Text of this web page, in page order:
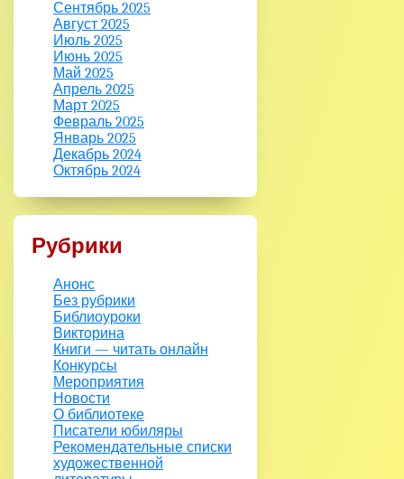
Сентябрь 2025
Август 2025
Июль 2025
Июнь 2025
Май 2025
Апрель 2025
Март 2025
Февраль 2025
Январь 2025
Декабрь 2024
Октябрь 2024
Рубрики
Анонс
Без рубрики
Библиоуроки
Викторина
Книги — читать онлайн
Конкурсы
Мероприятия
Новости
О библиотеке
Писатели юбиляры
Рекомендательные списки
художественной